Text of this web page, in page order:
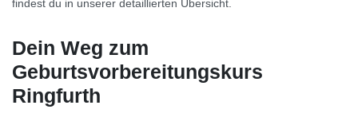
findest du in unserer detaillierten Übersicht.
Dein Weg zum
Geburtsvorbereitungskurs
Ringfurth